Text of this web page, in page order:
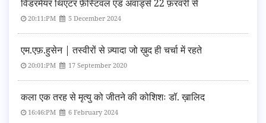
विंडरमेयर थिएटर फ़ेस्टिवल एंड अवार्ड्स 22 फ़रवरी से
20:11:PM 5 December 2024
एम.एफ़.हुसेन | तस्वीरों से ज़्यादा जो ख़ुद ही चर्चा में रहते
20:01:PM 17 September 2020
कला एक तरह से मृत्यु को जीतने की कोशिशः डॉ. ख़ालिद
16:46:PM 6 February 2024